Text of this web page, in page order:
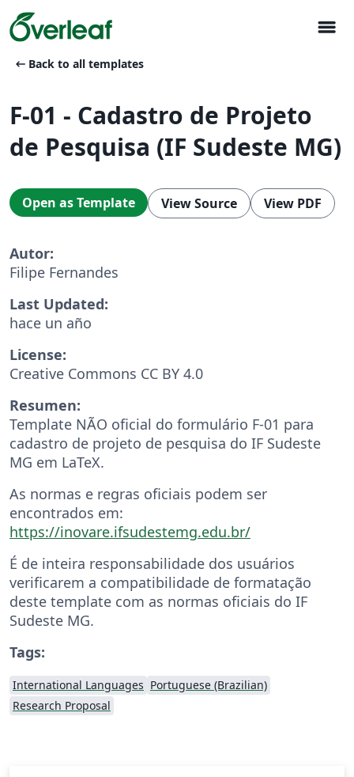
menu
arrow_left_alt Back to all templates
F-01 - Cadastro de Projeto
de Pesquisa (IF Sudeste MG)
Open as Template View Source View PDF
Autor:
Filipe Fernandes
Last Updated:
hace un año
License:
Creative Commons CC BY 4.0
Resumen:
Template NÃO oficial do formulário F-01 para
cadastro de projeto de pesquisa do IF Sudeste
MG em LaTeX.
As normas e regras oficiais podem ser
encontrados em:
https://inovare.ifsudestemg.edu.br/
É de inteira responsabilidade dos usuários
verificarem a compatibilidade de formatação
deste template com as normas oficiais do IF
Sudeste MG.
Tags:
International Languages Portuguese (Brazilian)
Research Proposal